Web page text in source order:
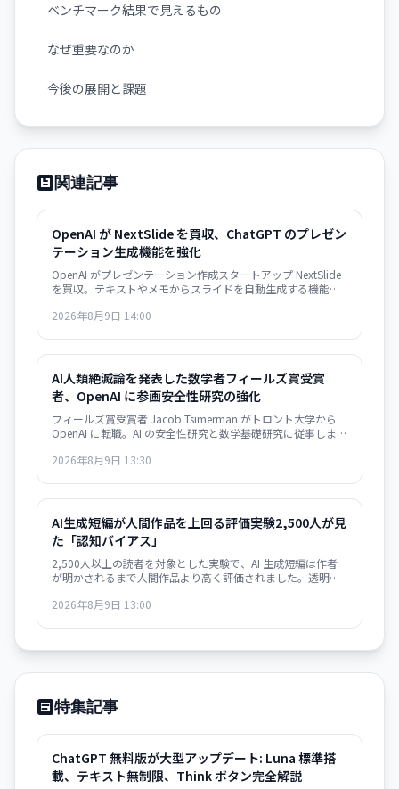
ベンチマーク結果で見えるもの
なぜ重要なのか
今後の展開と課題
関連記事
OpenAI が NextSlide を買収、ChatGPT のプレゼン
テーション生成機能を強化
OpenAI がプレゼンテーション作成スタートアップ NextSlide
を買収。テキストやメモからスライドを自動生成する機能が
2026年8月9日 14:00
AI人類絶滅論を発表した数学者フィールズ賞受賞
者、OpenAI に参画――安全性研究の強化
フィールズ賞受賞者 Jacob Tsimerman がトロント大学から
OpenAI に転職。AI の安全性研究と数学基礎研究に従事しま
ます。
2026年8月9日 13:30
AI生成短編が人間作品を上回る評価――実験2,500人が見
た「認知バイアス」
2,500人以上の読者を対象とした実験で、AI 生成短編は作者
が明かされるまで人間作品より高く評価されました。透明性
2026年8月9日 13:00
特集記事
ChatGPT 無料版が大型アップデート: Luna 標準搭
載、テキスト無制限、Think ボタン完全解説